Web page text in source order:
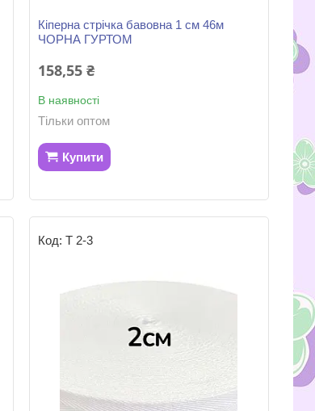
Кіперна стрічка бавовна 1 см 46м
ЧОРНА ГУРТОМ
158,55 ₴
В наявності
Тільки оптом
Купити
Т 2-3